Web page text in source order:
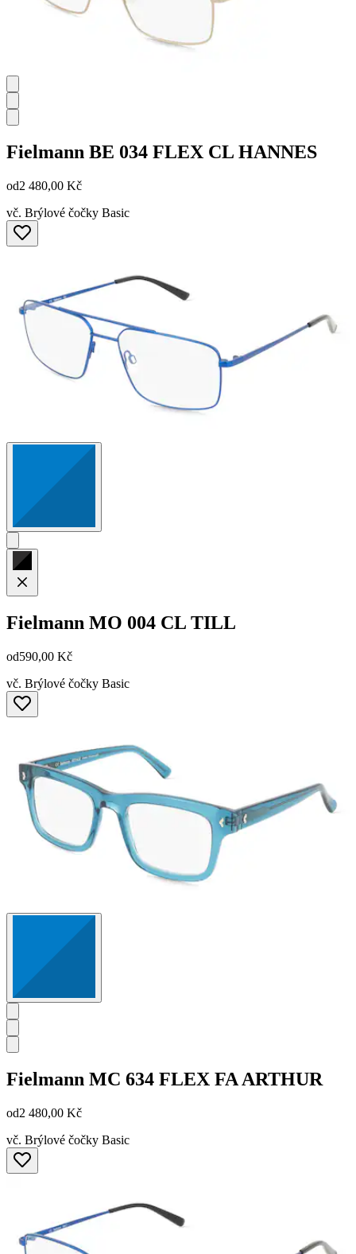
Fielmann BE 034 FLEX CL HANNES
od2 480,00 Kč
vč. Brýlové čočky Basic
Fielmann MO 004 CL TILL
od590,00 Kč
vč. Brýlové čočky Basic
Fielmann MC 634 FLEX FA ARTHUR
od2 480,00 Kč
vč. Brýlové čočky Basic